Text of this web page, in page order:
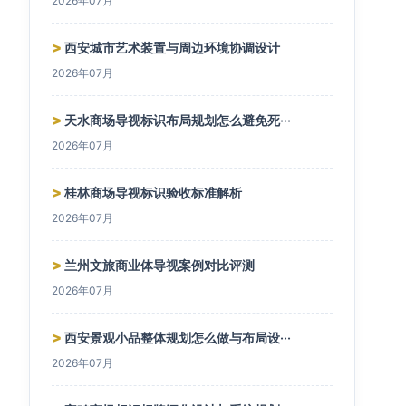
> 西安城市艺术装置与周边环境协调设计
2026年07月
> 天水商场导视标识布局规划怎么避免死···
2026年07月
> 桂林商场导视标识验收标准解析
2026年07月
> 兰州文旅商业体导视案例对比评测
2026年07月
> 西安景观小品整体规划怎么做与布局设···
2026年07月